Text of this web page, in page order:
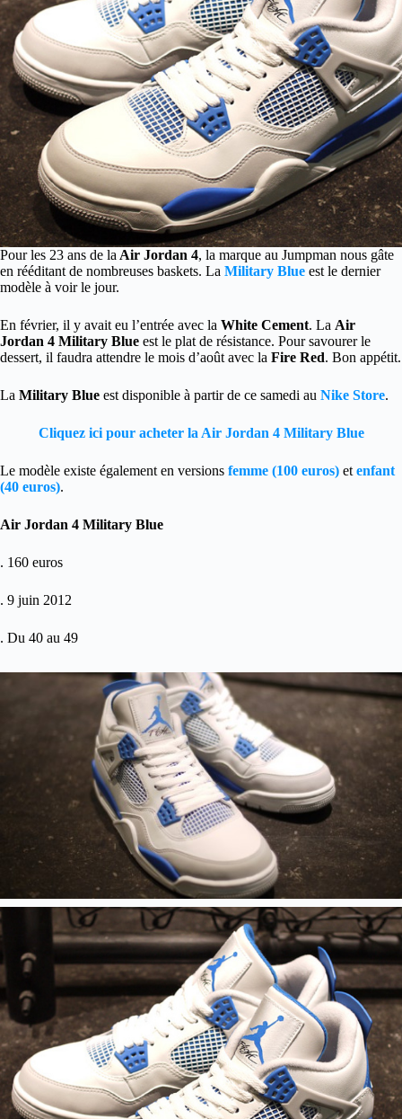
Pour les 23 ans de la Air Jordan 4, la marque au Jumpman nous gâte
en rééditant de nombreuses baskets. La Military Blue est le dernier
modèle à voir le jour.
En février, il y avait eu l’entrée avec la White Cement. La Air
Jordan 4 Military Blue est le plat de résistance. Pour savourer le
dessert, il faudra attendre le mois d’août avec la Fire Red. Bon appétit.
La Military Blue est disponible à partir de ce samedi au Nike Store.
Cliquez ici pour acheter la Air Jordan 4 Military Blue
Le modèle existe également en versions femme (100 euros) et enfant
(40 euros).
Air Jordan 4 Military Blue
. 160 euros
. 9 juin 2012
. Du 40 au 49